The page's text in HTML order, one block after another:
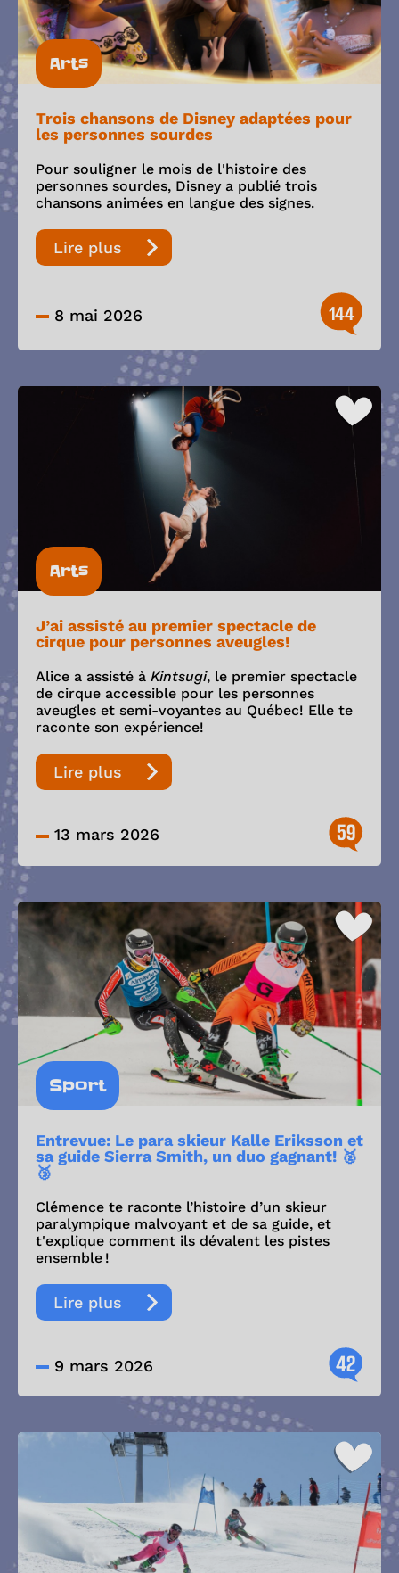
Arts
Trois chansons de Disney adaptées pour
les personnes sourdes
Pour souligner le mois de l'histoire des
personnes sourdes, Disney a publié trois
chansons animées en langue des signes.
Lire plus
8 mai 2026 144
Arts
J’ai assisté au premier spectacle de
cirque pour personnes aveugles!
Alice a assisté à Kintsugi, le premier spectacle
de cirque accessible pour les personnes
aveugles et semi-voyantes au Québec! Elle te
raconte son expérience!
Lire plus
13 mars 2026 59
Sport
Entrevue: Le para skieur Kalle Eriksson et
sa guide Sierra Smith, un duo gagnant! 🥈
🥉
Clémence te raconte l’histoire d’un skieur
paralympique malvoyant et de sa guide, et
t'explique comment ils dévalent les pistes
ensemble !
Lire plus
9 mars 2026 42